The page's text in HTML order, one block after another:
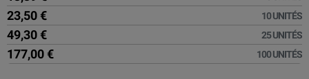
23,50 € 10 UNITÉS
49,30 € 25 UNITÉS
177,00 € 100 UNITÉS